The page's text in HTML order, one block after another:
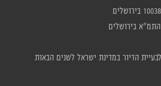
הדיור במדינת ישראל לשנים הבאות